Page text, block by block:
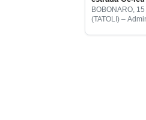
BOBONARO,
(TATOLI) –